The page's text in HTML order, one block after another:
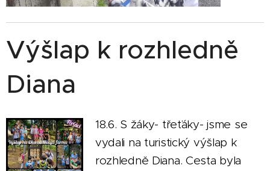
Výšlap k rozhledně
Diana
18.6. S žáky- třeťáky- jsme se
vydali na turistický výšlap k
rozhledně Diana. Cesta byla